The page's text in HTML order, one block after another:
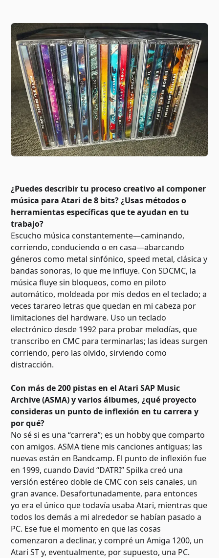
¿Puedes describir tu proceso creativo al componer
música para Atari de 8 bits? ¿Usas métodos o
herramientas específicas que te ayudan en tu
trabajo?
Escucho música constantemente—caminando,
corriendo, conduciendo o en casa—abarcando
géneros como metal sinfónico, speed metal, clásica y
bandas sonoras, lo que me influye. Con SDCMC, la
música fluye sin bloqueos, como en piloto
automático, moldeada por mis dedos en el teclado; a
veces tarareo letras que quedan en mi cabeza por
limitaciones del hardware. Uso un teclado
electrónico desde 1992 para probar melodías, que
transcribo en CMC para terminarlas; las ideas surgen
corriendo, pero las olvido, sirviendo como
distracción.
Con más de 200 pistas en el Atari SAP Music
Archive (ASMA) y varios álbumes, ¿qué proyecto
consideras un punto de inflexión en tu carrera y
por qué?
No sé si es una “carrera”; es un hobby que comparto
con amigos. ASMA tiene mis canciones antiguas; las
nuevas están en Bandcamp. El punto de inflexión fue
en 1999, cuando David “DATRI” Spilka creó una
versión estéreo doble de CMC con seis canales, un
gran avance. Desafortunadamente, para entonces
yo era el único que todavía usaba Atari, mientras que
todos los demás a mi alrededor se habían pasado a
PC. Ese fue el momento en que las cosas
comenzaron a declinar, y compré un Amiga 1200, un
Atari ST y, eventualmente, por supuesto, una PC.